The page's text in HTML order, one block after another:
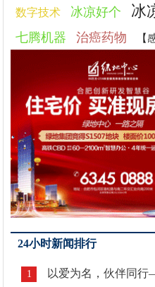
数字技术 冰凉好个 冰
七腾机器 治癌药物 【
24小时新闻排行
1 以爱为名，伙伴同